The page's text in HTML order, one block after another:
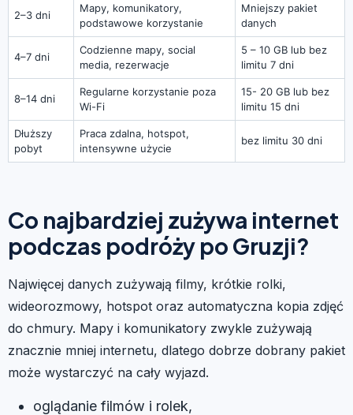
2–3 dni
Mapy, komunikatory,
podstawowe korzystanie
Mniejszy pakiet
danych
4–7 dni
Codzienne mapy, social
media, rezerwacje
5 – 10 GB lub bez
limitu 7 dni
8–14 dni
Regularne korzystanie poza
Wi-Fi
15- 20 GB lub bez
limitu 15 dni
Dłuższy
pobyt
Praca zdalna, hotspot,
intensywne użycie
bez limitu 30 dni
Co najbardziej zużywa internet
podczas podróży po Gruzji?
Najwięcej danych zużywają filmy, krótkie rolki,
wideorozmowy, hotspot oraz automatyczna kopia zdjęć
do chmury. Mapy i komunikatory zwykle zużywają
znacznie mniej internetu, dlatego dobrze dobrany pakiet
może wystarczyć na cały wyjazd.
oglądanie filmów i rolek,